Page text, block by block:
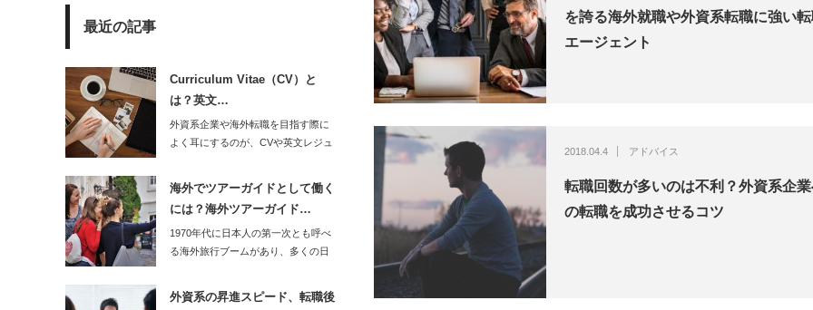
を誇る海外就職や外資系転職に強い
エージェント
2018.04.4 アドバイス
転職回数が多いのは不利？外資系企
の転職を成功させるコツ
最近の記事
Curriculum Vitae（CV）と
は？英文…
外資系企業や海外転職を目指す際に
よく耳にするのが、CVや英文レジュ
海外でツアーガイドとして働く
には？海外ツアーガイド…
1970年代に日本人の第一次とも呼べ
る海外旅行ブームがあり、多くの日
外資系の昇進スピード、転職後